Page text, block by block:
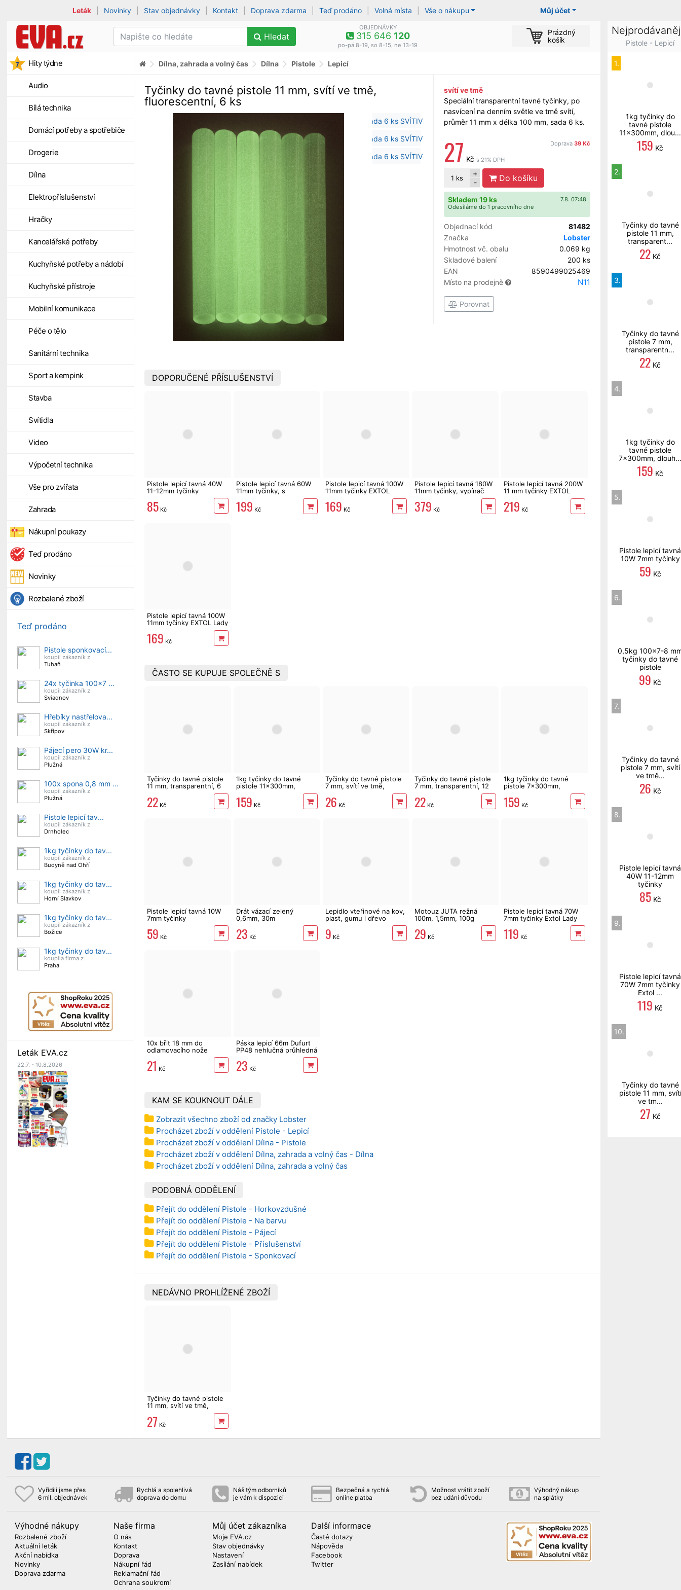
Můj účet
Leták Novinky Stav objednávky Kontakt Doprava zdarma Teď prodáno Volná místa Vše o nákupu
Hledat
OBJEDNÁVKY
315 646 120
po-pá 8-19, so 8-15, ne 13-19
Prázdný
košík
Hity týdne
Audio
Bílá technika
Domácí potřeby a spotřebiče
Drogerie
Dílna
Elektropříslušenství
Hračky
Kancelářské potřeby
Kuchyňské potřeby a nádobí
Kuchyňské přístroje
Mobilní komunikace
Péče o tělo
Sanitární technika
Sport a kempink
Stavba
Svítidla
Video
Výpočetní technika
Vše pro zvířata
Zahrada
Nákupní poukazy
Teď prodáno
Novinky
Rozbalené zboží
Teď prodáno
Pistole sponkovací...
koupil zákazník z
Tuhaň
24x tyčinka 100x7 ...
koupil zákazník z
Sviadnov
Hřebíky nastřelova...
koupil zákazník z
Skřípov
Pájecí pero 30W kr...
koupil zákazník z
Plužná
100x spona 0,8 mm ...
koupil zákazník z
Plužná
Pistole lepicí tav...
koupil zákazník z
Drnholec
1kg tyčinky do tav...
koupil zákazník z
Budyně nad Ohří
1kg tyčinky do tav...
koupil zákazník z
Horní Slavkov
1kg tyčinky do tav...
koupil zákazník z
Božice
1kg tyčinky do tav...
koupila firma z
Praha
Leták EVA.cz
22.7. - 10.8.2026
Dílna, zahrada a volný čas Dílna Pistole Lepicí
svítí ve tmě
Speciální transparentní tavné tyčinky, po
nasvícení na denním světle ve tmě svítí,
průměr 11 mm x délka 100 mm, sada 6 ks.
Doprava 39 Kč
27 Kč s 21% DPH
1 ks
+
-
Do košíku
7.8. 07:48
Skladem 19 ks
Odesíláme do 1 pracovního dne
Objednací kód
81482
Značka
Lobster
Hmotnost vč. obalu
0.069 kg
Skladové balení
200 ks
EAN
8590499025469
Místo na prodejně
N11
Porovnat
Tyčinky do tavné pistole 11 mm, svítí ve tmě,
fluorescentní, 6 ks
DOPORUČENÉ PŘÍSLUŠENSTVÍ
Pistole lepicí tavná 40W
11-12mm tyčinky
85 Kč
Pistole lepicí tavná 60W
11mm tyčinky, s
199 Kč
Pistole lepicí tavná 100W
11mm tyčinky EXTOL
169 Kč
Pistole lepicí tavná 180W
11mm tyčinky, vypínač
379 Kč
Pistole lepicí tavná 200W
11 mm tyčinky EXTOL
219 Kč
Pistole lepicí tavná 100W
11mm tyčinky EXTOL Lady
169 Kč
ČASTO SE KUPUJE SPOLEČNĚ S
Tyčinky do tavné pistole
11 mm, transparentní, 6
22 Kč
1kg tyčinky do tavné
pistole 11x300mm,
dlouhé, mléčné, 35 ks
159 Kč
Tyčinky do tavné pistole
7 mm, svítí ve tmě,
26 Kč
Tyčinky do tavné pistole
7 mm, transparentní, 12
22 Kč
1kg tyčinky do tavné
pistole 7x300mm,
dlouhé, mléčné, 79 ks
159 Kč
Pistole lepicí tavná 10W
7mm tyčinky
59 Kč
Drát vázací zelený
0,6mm, 30m
23 Kč
Lepidlo vteřinové na kov,
plast, gumu i dřevo
9 Kč
Motouz JUTA režná
100m, 1,5mm, 100g
29 Kč
Pistole lepicí tavná 70W
7mm tyčinky Extol Lady
119 Kč
10x břit 18 mm do
odlamovacího nože
21 Kč
Páska lepicí 66m Dufurt
PP48 nehlučná průhledná
23 Kč
KAM SE KOUKNOUT DÁLE
Zobrazit všechno zboží od značky Lobster
Procházet zboží v oddělení Pistole - Lepicí
Procházet zboží v oddělení Dílna - Pistole
Procházet zboží v oddělení Dílna, zahrada a volný čas - Dílna
Procházet zboží v oddělení Dílna, zahrada a volný čas
PODOBNÁ ODDĚLENÍ
Přejít do oddělení Pistole - Horkovzdušné
Přejít do oddělení Pistole - Na barvu
Přejít do oddělení Pistole - Pájecí
Přejít do oddělení Pistole - Příslušenství
Přejít do oddělení Pistole - Sponkovací
NEDÁVNO PROHLÍŽENÉ ZBOŽÍ
Tyčinky do tavné pistole
11 mm, svítí ve tmě,
27 Kč
Vyřídili jsme přes
6 mil. objednávek
Rychlá a spolehlivá
doprava do domu
Náš tým odborníků
je vám k dispozici
Bezpečná a rychlá
online platba
Možnost vrátit zboží
bez udání důvodu
Výhodný nákup
na splátky
Výhodné nákupy
Rozbalené zboží
Aktuální leták
Akční nabídka
Novinky
Doprava zdarma
Naše firma
O nás
Kontakt
Doprava
Nákupní řád
Reklamační řád
Ochrana soukromí
Můj účet zákazníka
Moje EVA.cz
Stav objednávky
Nastavení
Zasílání nabídek
Další informace
Časté dotazy
Nápověda
Facebook
Twitter
Pistole - Lepicí
1.
1kg tyčinky do
tavné pistole
11x300mm, dlou...
159 Kč
2.
Tyčinky do tavné
pistole 11 mm,
transparent...
22 Kč
3.
Tyčinky do tavné
pistole 7 mm,
transparentn...
22 Kč
4.
1kg tyčinky do
tavné pistole
7x300mm, dlouh...
159 Kč
5.
Pistole lepicí tavná
10W 7mm tyčinky
59 Kč
6.
0,5kg 100x7-8
tyčinky do tavné
pistole
99 Kč
7.
Tyčinky do tavné
pistole 7 mm, svítí
ve tmě...
26 Kč
8.
Pistole lepicí tavná
40W 11-12mm
tyčinky
85Kč
9.
Pistole lepicí tavná
70W 7mm tyčinky
Extol ...
119 Kč
10.
Tyčinky do tavné
pistole 11 mm, svítí
ve tm...
27 Kč